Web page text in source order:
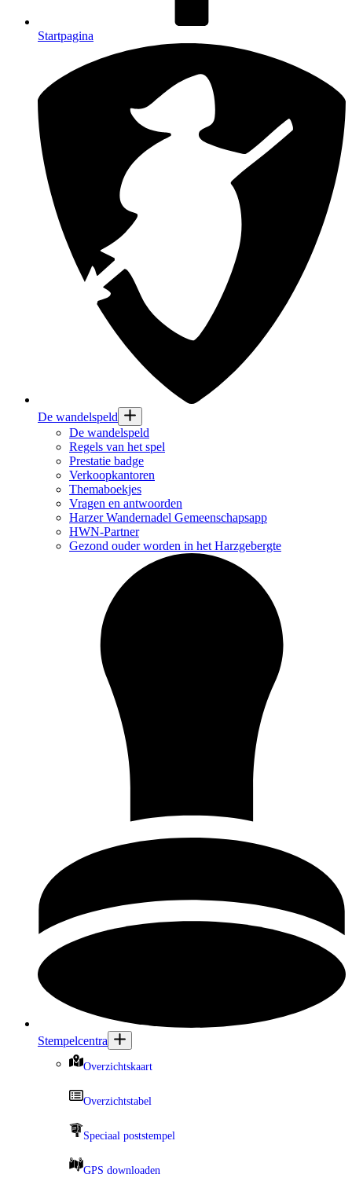
Startpagina
De wandelspeld
De wandelspeld
Regels van het spel
Prestatie badge
Verkoopkantoren
Themaboekjes
Vragen en antwoorden
Harzer Wandernadel Gemeenschapsapp
HWN-Partner
Gezond ouder worden in het Harzgebergte
Stempelcentra
Overzichtskaart
Overzichtstabel
Speciaal poststempel
GPS downloaden